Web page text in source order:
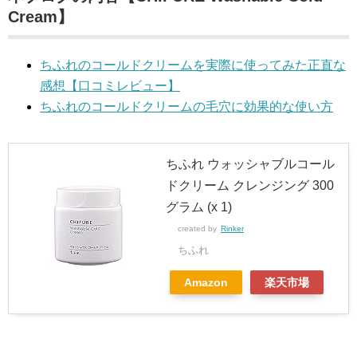
Cream】
ちふれのコールドクリームを実際に使ってみた正直な
感想【口コミレビュー】
ちふれのコールドクリームの毛穴に効果的な使い方
ちふれ ウォッシャブルコール
ドクリーム クレンジング 300
グラム (x 1)
created by Rinker
ちふれ
Amazon 楽天市場